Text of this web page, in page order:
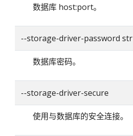
数据库 host:port。
--storage-driver-password
数据库密码。
--storage-driver-secure
使用与数据库的安全连接。